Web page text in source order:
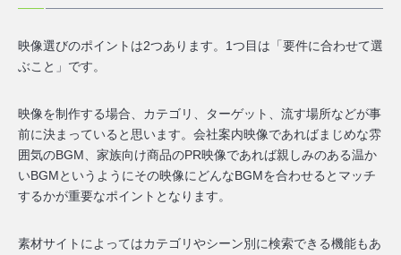
映像選びのポイントは2つあります。1つ目は「要件に合わせて選
ぶこと 」です。
映像を制作する場合、カテゴリ、ターゲット、流す場所などが事
前に決まっていると思います。会社案内映像であればまじめな雰
囲気のBGM、家族向け商品のPR映像であれば親しみのある温か
いBGMというようにその映像にどんなBGMを合わせるとマッチ
するかが重要なポイントとなります。
素材サイトによってはカテゴリやシーン別に検索できる機能もあ